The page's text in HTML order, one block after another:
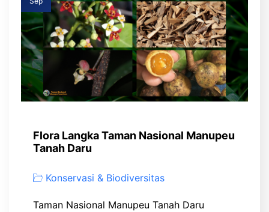
Flora Langka Taman Nasional Manupeu
Tanah Daru
Konservasi & Biodiversitas
Taman Nasional Manupeu Tanah Daru